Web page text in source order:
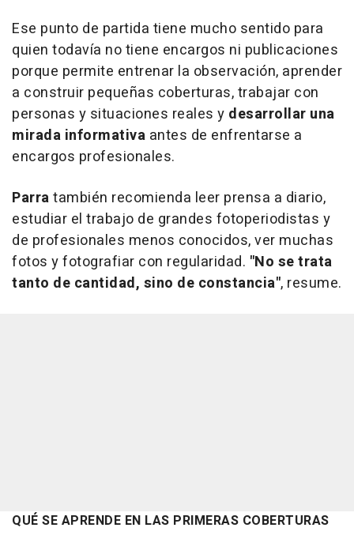
Ese punto de partida tiene mucho sentido para
quien todavía no tiene encargos ni publicaciones
porque permite entrenar la observación, aprender
a construir pequeñas coberturas, trabajar con
personas y situaciones reales y desarrollar una
mirada informativa antes de enfrentarse a
encargos profesionales.
Parratambién recomienda leer prensa a diario,
estudiar el trabajo de grandes fotoperiodistas y
de profesionales menos conocidos, ver muchas
fotos y fotografiar con regularidad. "No se trata
tanto de cantidad, sino de constancia", resume.
QUÉ SE APRENDE EN LAS PRIMERAS COBERTURAS